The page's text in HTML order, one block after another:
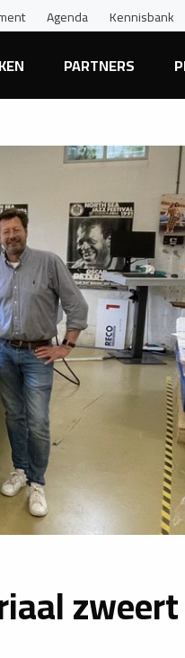
Agenda Kennisbank
PARTNERS
zweert